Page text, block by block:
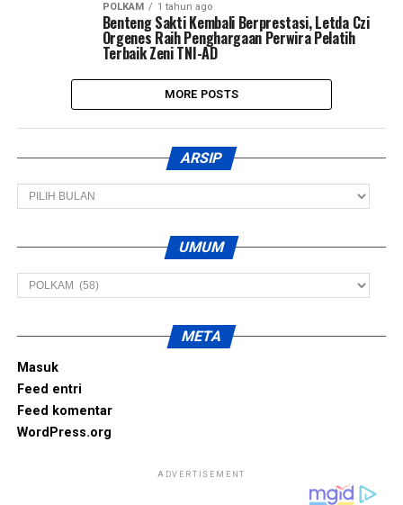
POLKAM 1 tahun ago
Benteng Sakti Kembali Berprestasi, Letda Czi
Orgenes Raih Penghargaan Perwira Pelatih
Terbaik Zeni TNI-AD
MORE POSTS
ARSIP
Arsip
UMUM
Umum
META
Masuk
Feed entri
Feed komentar
WordPress.org
ADVERTISEMENT